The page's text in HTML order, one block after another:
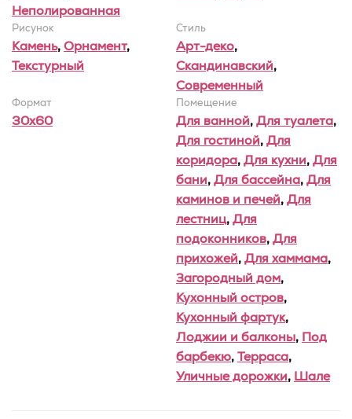
Неполированная
Рисунок
Камень,Орнамент,
Текстурный
Стиль
Арт-деко,
Скандинавский,
Современный
Формат
30x60
Помещение
Для ванной,Для туалета,
Для гостиной,Для
коридора,Для кухни,Для
бани,Для бассейна,Для
каминов и печей,Для
лестниц,Для
подоконников,Для
прихожей,Для хаммама,
Загородный дом,
Кухонный остров,
Кухонный фартук,
Лоджии и балконы, Под
барбекю,Терраса,
Уличные дорожки, Шале